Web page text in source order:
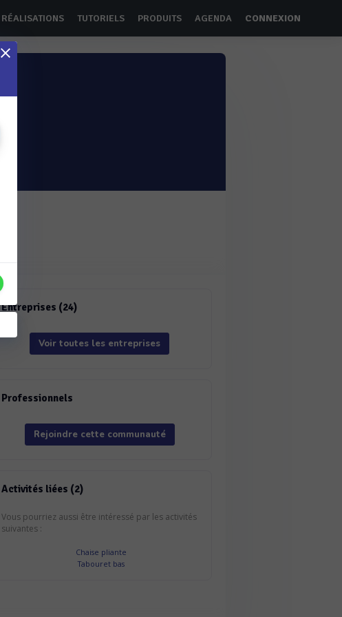
RÉALISATIONS TUTORIELS PRODUITS AGENDA CONNEXION
Entreprises (24)
Voir toutes les entreprises
Professionnels
Rejoindre cette communauté
Activités liées (2)
Vous pourriez aussi être intéressé par les activités
suivantes :
Chaise pliante
Tabouret bas